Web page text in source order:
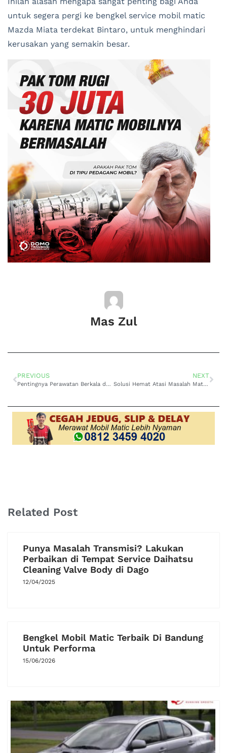
untuk segera pergi ke bengkel service mobil matic
Mazda Miata terdekat Bintaro, untuk menghindari
kerusakan yang semakin besar.
Mas Zul
PREVIOUS
Pentingnya Perawatan Berkala dengan Servis Transmisi Otomatis Mitsubishi Kuda di Bintaro
NEXT
Solusi Hemat Atasi Masalah Matic di Tempat Service Mobil Matic Mitsubishi Lancer Terdekat
Related Post
Punya Masalah Transmisi? Lakukan
Perbaikan di Tempat Service Daihatsu
Cleaning Valve Body di Dago
12/04/2025
Bengkel Mobil Matic Terbaik Di Bandung
Untuk Performa
15/06/2026